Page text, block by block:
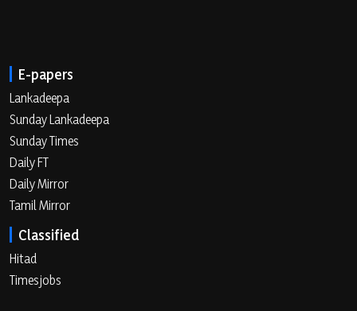
E-papers
Lankadeepa
Sunday Lankadeepa
Sunday Times
Daily FT
Daily Mirror
Tamil Mirror
Classified
Hitad
Timesjobs